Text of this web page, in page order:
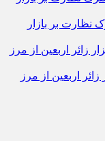
نظارت بر بازار
از یک میلیون و ۳۰۵ هزار زائر اربعین از مرز